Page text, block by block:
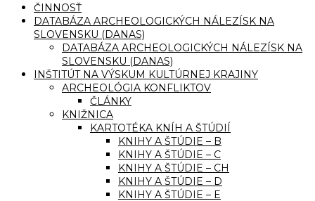
ČINNOSŤ
DATABÁZA ARCHEOLOGICKÝCH NÁLEZÍSK NA
SLOVENSKU (DANAS)
DATABÁZA ARCHEOLOGICKÝCH NÁLEZÍSK NA
SLOVENSKU (DANAS)
INŠTITÚT NA VÝSKUM KULTÚRNEJ KRAJINY
ARCHEOLÓGIA KONFLIKTOV
ČLÁNKY
KNIŽNICA
KARTOTÉKA KNÍH A ŠTÚDIÍ
KNIHY A ŠTÚDIE – B
KNIHY A ŠTÚDIE – C
KNIHY A ŠTÚDIE – CH
KNIHY A ŠTÚDIE – D
KNIHY A ŠTÚDIE – E